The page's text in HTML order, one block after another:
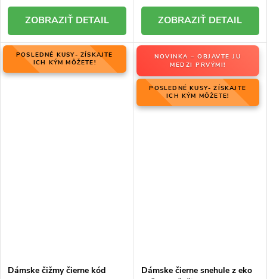
DETAIL DETAIL
POSLEDNÉ KUSY- ZÍSKAJTE
ICH KÝM MÔŽETE!
Dámske čižmy čierne kód
NOVINKA – OBJAVTE JU
MEDZI PRVÝMI!
POSLEDNÉ KUSY- ZÍSKAJTE
ICH KÝM MÔŽETE!
Dámske čierne snehule z eko